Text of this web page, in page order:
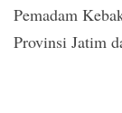
Pemadam
Provinsi Jatim